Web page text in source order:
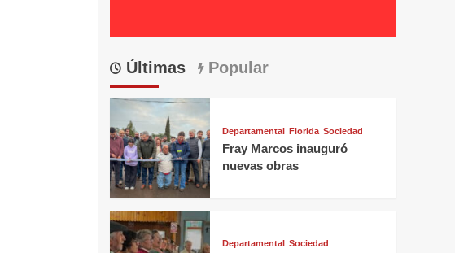
Últimas Popular
Departamental Florida Sociedad
Fray Marcos inauguró
nuevas obras
Departamental Sociedad